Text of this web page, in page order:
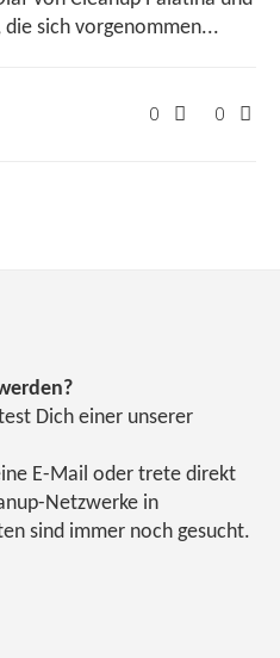
sich vorgenommen...
0 0
Dich einer unserer
E-Mail oder trete direkt
Netzwerke in
sind immer noch gesucht.